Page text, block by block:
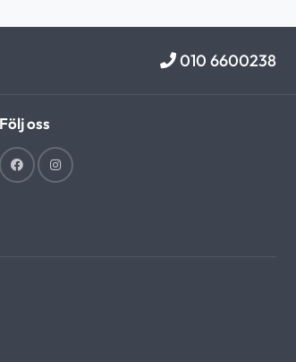
010 6600238
Följ oss